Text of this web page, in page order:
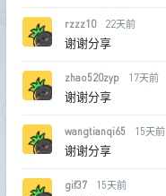
rzzz10 22天前
谢谢分享
zhao520zyp 17天前
谢谢分享
wangtianqi65 15天前
谢谢分享
gif37 15天前